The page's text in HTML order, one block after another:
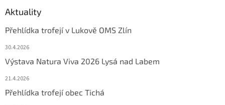
Aktuality
Přehlídka trofejí v Lukově OMS Zlín
30.4.2026
Výstava Natura Viva 2026 Lysá nad Labem
21.4.2026
Přehlídka trofejí obec Tichá